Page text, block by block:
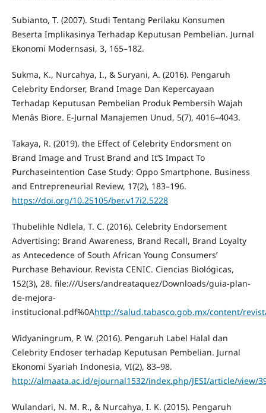
Subianto, T. (2007). Studi Tentang Perilaku Konsumen
Beserta Implikasinya Terhadap Keputusan Pembelian. Jurnal
Ekonomi Modernsasi, 3, 165–182.
Sukma, K., Nurcahya, I., & Suryani, A. (2016). Pengaruh
Celebrity Endorser, Brand Image Dan Kepercayaan
Terhadap Keputusan Pembelian Produk Pembersih Wajah
Menâs Biore. E-Jurnal Manajemen Unud, 5(7), 4016–4043.
Takaya, R. (2019). the Effect of Celebrity Endorsment on
Brand Image and Trust Brand and It’S Impact To
Purchaseintention Case Study: Oppo Smartphone. Business
and Entrepreneurial Review, 17(2), 183–196.
https://doi.org/10.25105/ber.v17i2.5228
Thubelihle Ndlela, T. C. (2016). Celebrity Endorsement
Advertising: Brand Awareness, Brand Recall, Brand Loyalty
as Antecedence of South African Young Consumers’
Purchase Behaviour. Revista CENIC. Ciencias Biológicas,
152(3), 28. file:///Users/andreataquez/Downloads/guia-plan-
de-mejora-
institucional.pdf%0Ahttp://salud.tabasco.gob.mx/content/
Widyaningrum, P. W. (2016). Pengaruh Label Halal dan
Celebrity Endoser terhadap Keputusan Pembelian. Jurnal
Ekonomi Syariah Indonesia, VI(2), 83–98.
http://almaata.ac.id/ejournal1532/index.php/JESI/article/view/
Wulandari, N. M. R., & Nurcahya, I. K. (2015). Pengaruh